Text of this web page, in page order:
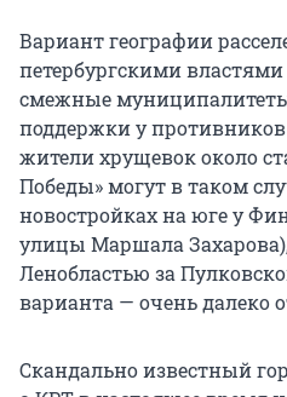
Вариант географии
петербургскими
смежные
поддержки у
жители хрущевок около
Победы» могут в таком
новостройках на юге у
улицы Маршала
Ленобластью за
варианта — очень далеко
Скандально известный